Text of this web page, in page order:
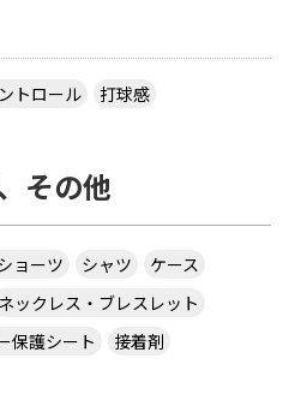
いうアプリについてです。
ブなど)をかけるのってどうや
らはできません 。 もしかし
攻略サイトには スピンは相手
ときに自分のラケット付近をダ
書いてありますのでやっぱり
いでしょうか・・・
というサイトでラバーを
トロール 打球感
その他
ョーツ シャツ
ケース
ネックレス・ブレスレット
保護シート
接着剤